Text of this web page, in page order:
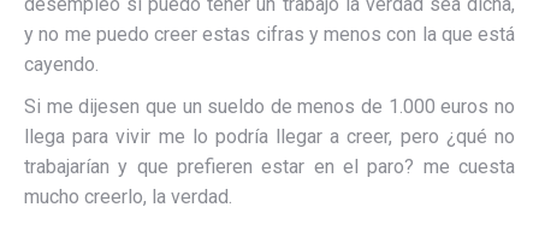
y no me puedo creer estas cifras y menos con la que está
cayendo.
Si me dijesen que un sueldo de menos de 1.000 euros no
llega para vivir me lo podría llegar a creer, pero ¿qué no
trabajarían y que prefieren estar en el paro? me cuesta
mucho creerlo, la verdad.